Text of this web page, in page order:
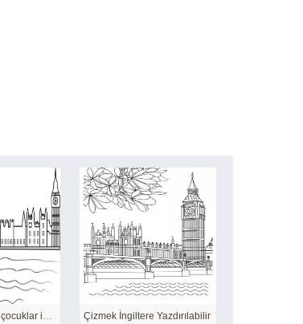
Çizmek İngiltere çocuklar için temel kolay Çizmek İngiltere Yazdırılabilir